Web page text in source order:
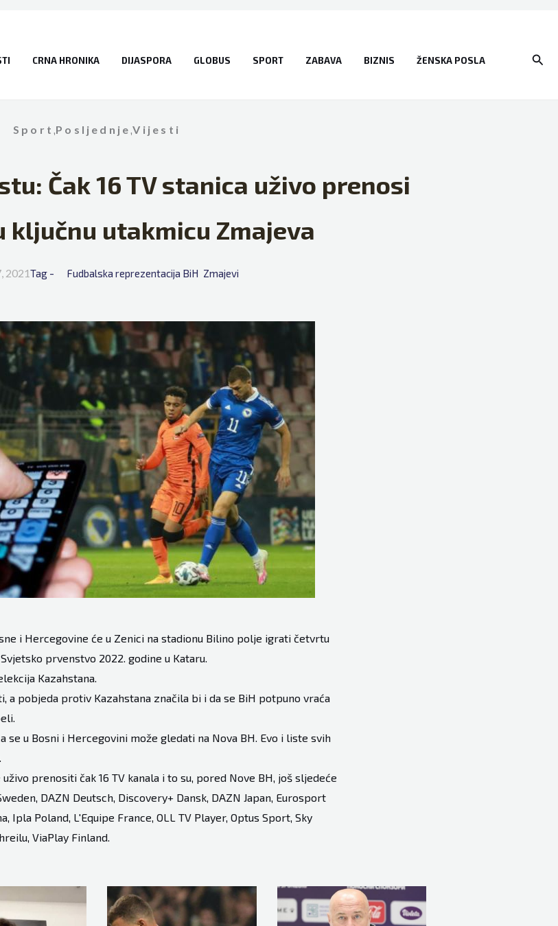
CRNA HRONIKA DIJASPORA GLOBUS SPORT ZABAVA BIZNIS ŽENSKA POSLA
Sport,Posljednje,Vijesti
Čak 16 TV stanica uživo prenosi
ključnu utakmicu Zmajeva
2021Tag - Fudbalska reprezentacija BiH Zmajevi
i Hercegovine će u Zenici na stadionu Bilino polje igrati četvrtu
prvenstvo 2022. godine u Kataru.
Kazahstana.
a pobjeda protiv Kazahstana značila bi i da se BiH potpuno vraća
se u Bosni i Hercegovini može gledati na Nova BH. Evo i liste svih
prenositi čak 16 TV kanala i to su, pored Nove BH, još sljedeće
DAZN Deutsch, Discovery+ Dansk, DAZN Japan, Eurosport
Ipla Poland, L'Equipe France, OLL TV Player, Optus Sport, Sky
ViaPlay Finland.